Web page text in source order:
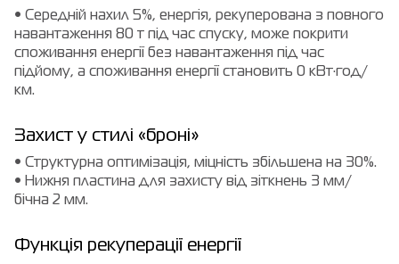
• Середній нахил 5%, енергія, рекуперована з повного
навантаження 80 т під час спуску, може покрити
споживання енергії без навантаження під час
підйому, а споживання енергії становить 0 кВт·год/
км.
Захист у стилі «броні»
• Структурна оптимізація, міцність збільшена на 30%.
• Нижня пластина для захисту від зіткнень 3 мм/
бічна 2 мм.
Функція рекуперації енергії